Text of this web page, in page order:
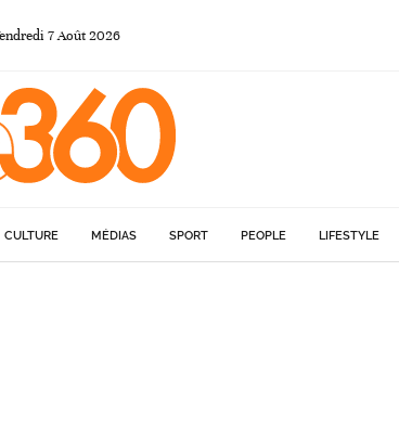
7Août 2026
CULTURE MÉDIAS SPORT PEOPLE LIFESTYLE